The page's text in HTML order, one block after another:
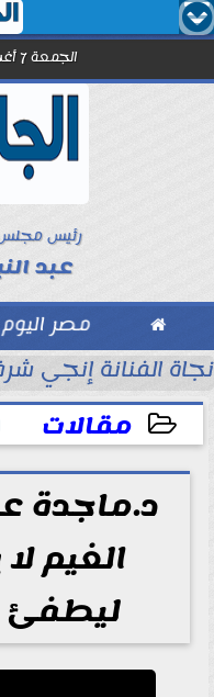

الجمعة 7 أغسطس 2026
رئيس مجلس
عبد
 مصر اليوم
القطاع الصحي
نجاة الفنانة إنجي
مقالات
2026-04-10 14:56:18
د.ماجدة
الغيم
ليطفئ